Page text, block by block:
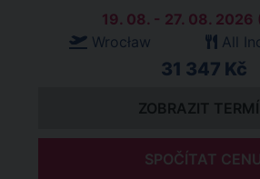
19. 08. - 27. 08. 2026
Wrocław
All
31 347 Kč
ZOBRAZIT
SPOČÍTAT CENU